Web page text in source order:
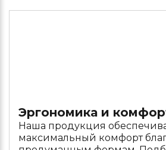
Эргономика и
Наша продукция
максимальный комфорт